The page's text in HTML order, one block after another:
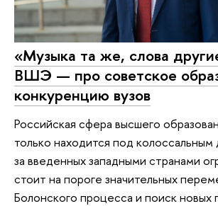
«Музыка та же, слова
ВШЭ — про советское
конкуренцию вузов
Российская сфера высшего
только находится под
за введенных западными странами
стоит на пороге значительных
Болонского процесса и поиск новых